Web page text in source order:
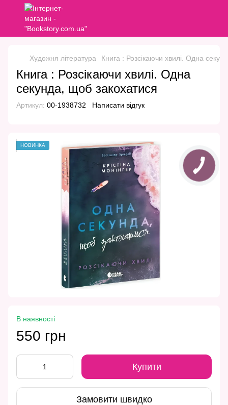
Художня література Книга : Розсікаючи хвилі. Одна
Книга : Розсікаючи хвилі. Одна
секунда, щоб закохатися
Артикул: 00-1938732 Написати відгук
НОВИНКА
В наявності
550 грн
Купити
Замовити швидко